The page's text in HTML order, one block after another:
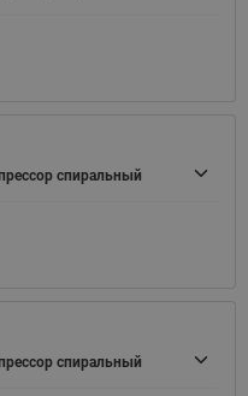
спиральный
спиральный